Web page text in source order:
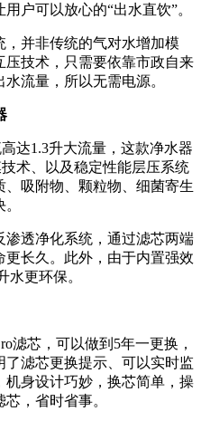
户可以放心的“出水直饮”。
并非传统的气对水增加模
技术，只需要依靠市政自来
流量，所以无需电源。
达1.3升大流量，这款净水器
术、以及稳定性能层压系统
吸附物、颗粒物、细菌寄生
透净化系统，通过滤芯两端
长久。此外，由于内置强效
水更环保。
芯，可以做到5年一更换，
滤芯更换提示、可以实时监
身设计巧妙，换芯简单，操
，省时省事。